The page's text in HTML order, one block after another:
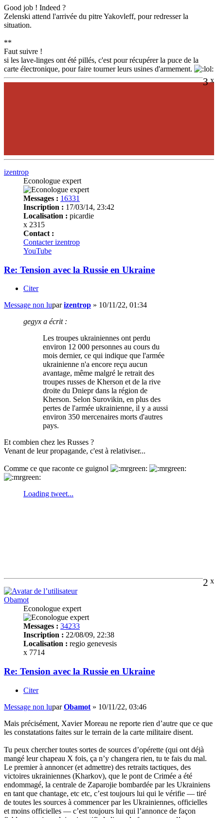
Good job ! Indeed ?
Zelenski attend l'arrivée du pitre Yakovleff, pour redresser la
situation.
**
Faut suivre !
si les lave-linges ont été pillés, c'est pour récupérer la puce de la
carte électronique, pour faire tourner leurs usines d'armement.
3 x
izentrop
Econologue expert
Messages : 16331
Inscription : 17/03/14, 23:42
Localisation : picardie
x 2315
Contact :
Contacter izentrop
YouTube
Re: Tension avec la Russie en Ukraine
Citer
Message non luparizentrop » 10/11/22, 01:34
gegyx a écrit :
Les troupes ukrainiennes ont perdu
environ 12 000 personnes au cours du
mois dernier, ce qui indique que l'armée
ukrainienne n'a encore reçu aucun
avantage, même malgré le retrait des
troupes russes de Kherson et de la rive
droite du Dniepr dans la région de
Kherson. Selon Surovikin, en plus des
pertes de l'armée ukrainienne, il y a aussi
environ 350 mercenaires morts d'autres
pays.
Et combien chez les Russes ?
Venant de leur propagande, c'est à relativiser...
Comme ce que raconte ce guignol
2 x
Obamot
Econologue expert
Messages : 34233
Inscription : 22/08/09, 22:38
Localisation : regio genevesis
x 7714
Re: Tension avec la Russie en Ukraine
Citer
Message non luparObamot » 10/11/22, 03:46
Mais précisément, Xavier Moreau ne reporte rien d’autre que ce que
les constatations faites sur le terrain de la carte militaire disent.
Tu peux chercher toutes sortes de sources d’opérette (qui ont déjà
mangé leur chapeau X fois, ça n’y changera rien, tu te fais du mal.
Le premier à annoncer (et admettre) des retraits tactiques, des
victoires ukrainiennes (Kharkov), que le pont de Crimée a été
endommagé, la centrale de Zaparojie bombardée par les Ukrainiens
en tant que chantage, etc etc, c’est toujours lui qui le vérifie — tiré
de toutes les sources à commencer par les Ukrainiennes, officielles
et moins officielles — c’est toujours lui qui l’annonce de façon